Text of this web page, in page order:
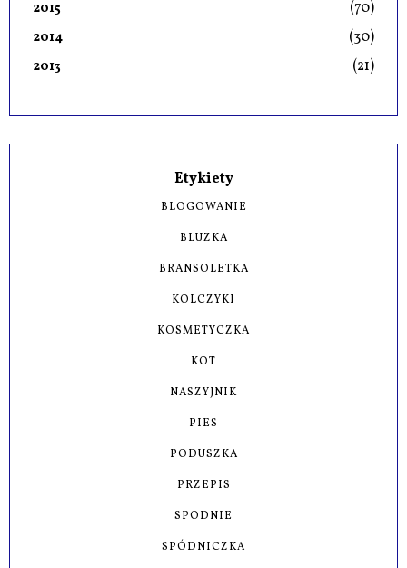
2015 (70)
2014 (30)
2013 (21)
Etykiety
BLOGOWANIE
BLUZKA
BRANSOLETKA
KOLCZYKI
KOSMETYCZKA
KOT
NASZYJNIK
PIES
PODUSZKA
PRZEPIS
SPODNIE
SPÓDNICZKA